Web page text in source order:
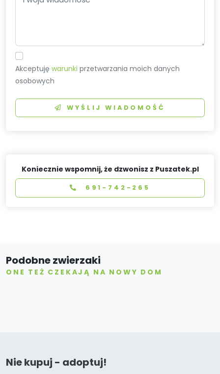
Akceptujęwarunki przetwarzania moich danych
osobowych
WYŚLIJ WIADOMOŚĆ
Koniecznie wspomnij, że dzwonisz z Puszatek.pl
691-742-265
Podobne zwierzaki
ONE TEŻ CZEKAJĄ NA NOWY DOM
Nie kupuj - adoptuj!